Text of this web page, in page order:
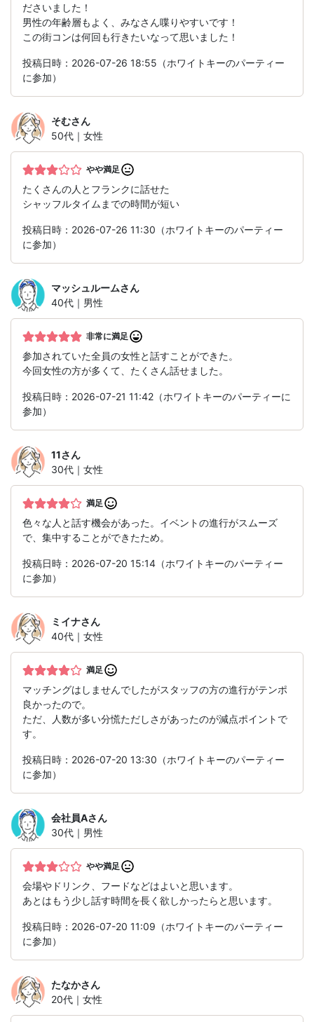
ださいました！
男性の年齢層もよく、みなさん喋りやすいです！
この街コンは何回も行きたいなって思いました！
投稿日時：2026-07-26 18:55（ホワイトキーのパーティー
に参加）
そむさん
50代｜女性
やや満足
たくさんの人とフランクに話せた
シャッフルタイムまでの時間が短い
投稿日時：2026-07-26 11:30（ホワイトキーのパーティー
に参加）
マッシュルームさん
40代｜男性
非常に満足
参加されていた全員の女性と話すことができた。
今回女性の方が多くて、たくさん話せました。
投稿日時：2026-07-21 11:42（ホワイトキーのパーティーに
参加）
11さん
30代｜女性
満足
色々な人と話す機会があった。イベントの進行がスムーズ
で、集中することができたため。
投稿日時：2026-07-20 15:14（ホワイトキーのパーティー
に参加）
ミイナさん
40代｜女性
満足
マッチングはしませんでしたがスタッフの方の進行がテンポ
良かったので。
ただ、人数が多い分慌ただしさがあったのが減点ポイントで
す。
投稿日時：2026-07-20 13:30（ホワイトキーのパーティー
に参加）
会社員Aさん
30代｜男性
やや満足
会場やドリンク、フードなどはよいと思います。
あとはもう少し話す時間を長く欲しかったらと思います。
投稿日時：2026-07-20 11:09（ホワイトキーのパーティー
に参加）
たなかさん
20代｜女性